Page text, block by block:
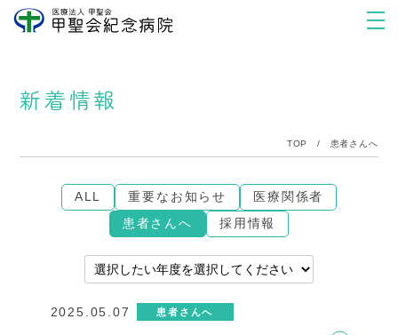
新着情報
TOP / 患者さんへ
ALL 重要なお知らせ
医療関係者
患者さんへ
採用情報
2025.05.07 患者さんへ